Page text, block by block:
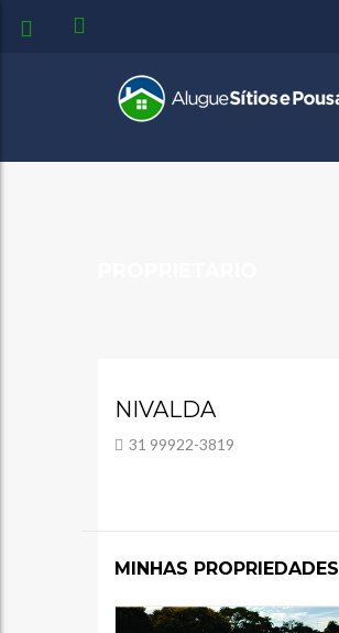
NIVALDA
31 99922-3819
MINHAS PROPRIEDADES